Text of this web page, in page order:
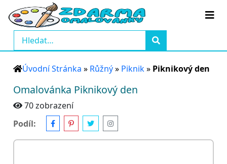
Úvodní Stránka » Růžný» Piknik» Piknikový den
Omalovánka Piknikový den
70 zobrazení
Podíl: